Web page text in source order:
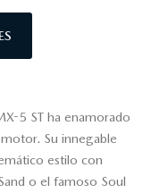
5 ST ha enamorado
Su innegable
estilo con
o el famoso Soul